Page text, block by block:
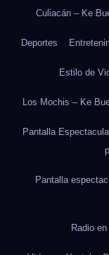
Culiacán – Ke
Deportes
Estilo de
Los Mochis – Ke
Pantalla
Pantalla
Radio